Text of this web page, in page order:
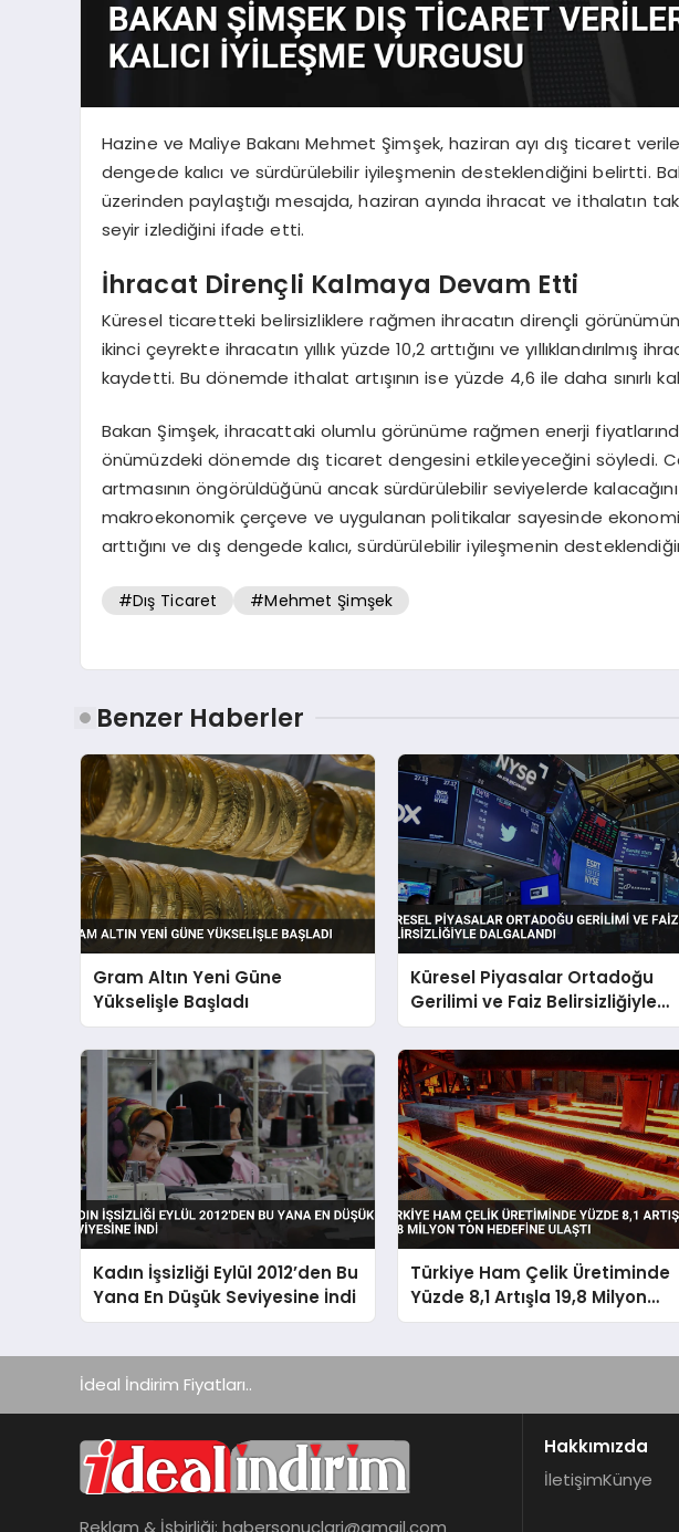
Hazine ve Maliye Bakanı Mehmet Şimşek, haziran ayı dış ticaret
dengede kalıcı ve sürdürülebilir iyileşmenin desteklendiğini belirtti.
üzerinden paylaştığı mesajda, haziran ayında ihracat ve ithalatın
seyir izlediğini ifade etti.
İhracat Dirençli Kalmaya Devam Etti
Küresel ticaretteki belirsizliklere rağmen ihracatın dirençli
ikinci çeyrekte ihracatın yıllık yüzde 10,2 arttığını ve yıllıklandırılmış
kaydetti. Bu dönemde ithalat artışının ise yüzde 4,6 ile daha sınırlı
Bakan Şimşek, ihracattaki olumlu görünüme rağmen enerji
önümüzdeki dönemde dış ticaret dengesini etkileyeceğini söyledi. Cari
artmasının öngörüldüğünü ancak sürdürülebilir seviyelerde
makroekonomik çerçeve ve uygulanan politikalar sayesinde
arttığını ve dış dengede kalıcı, sürdürülebilir iyileşmenin
#Dış Ticaret #Mehmet Şimşek
Benzer Haberler
Gram Altın Yeni Güne
Yükselişle Başladı
Küresel Piyasalar Ortadoğu
Gerilimi ve Faiz Belirsizliğiyle
Dalgalandı
Kadın İşsizliği Eylül 2012’den Bu
Yana En Düşük Seviyesine İndi
Türkiye Ham Çelik Üretiminde
Yüzde 8,1 Artışla 19,8 Milyon
Ton Hedefine Ulaştı
İdeal İndirim Fiyatları..
Reklam & İşbirliği: habersonuclari@gmail.com
Hakkımızda
İletişimKünye